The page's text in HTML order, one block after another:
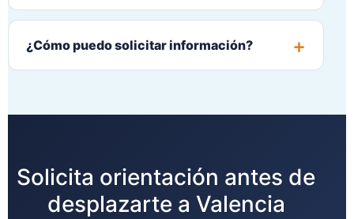
¿Cómo puedo solicitar información?
Solicita orientación antes de
desplazarte a Valencia